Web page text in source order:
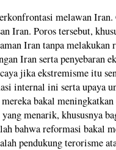
melawan Iran.
Iran. Poros tersebut,
Iran tanpa melakukan
Iran serta penyebaran
jika ekstremisme itu
internal ini serta upaya
bakal
menarik, khususnya
bahwa reformasi bakal
pendukung terorisme